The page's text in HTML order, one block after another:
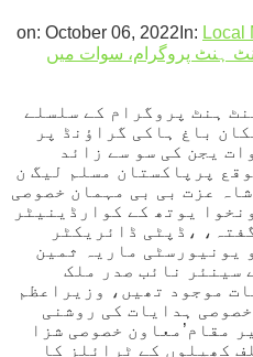
on: October 06, 2022 In: Local
ہنٹ پروگرام، سوات میں
ہنٹ پروگرام کے سلسلے
باغ ہاکی گراؤنڈ پر
یجن کی سو سے زائد
پرپاکستان مسلم لیگ ن
عزت بی بی مہمان خصوصی
یوتھ کے کوارڈینیٹر
،ڈپٹی ڈائریکٹر
یونیورسٹی ماریہ ثمین
سینئر نائب صدر ملک
موجود تھیں، وزیراعظم
ہدایات کی روشنی
مقام’معاون خصوصی شزا
کھیلوں کے ٹرائلز کا